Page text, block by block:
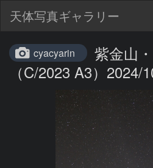
天体写真ギャラリー
cyacyarin
紫金山
（C/2023 A3）2024/